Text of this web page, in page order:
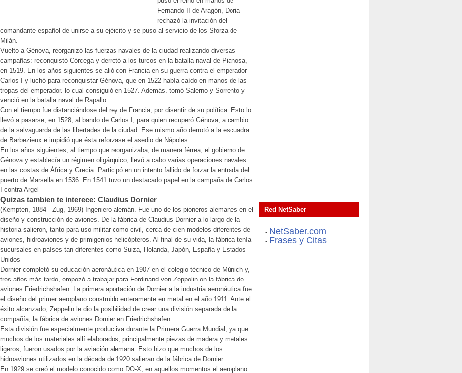
Fernando II de Aragón, Doria
rechazó la invitación del
comandante español de unirse a su ejército y se puso al servicio de los Sforza de
Milán.
Vuelto a Génova, reorganizó las fuerzas navales de la ciudad realizando diversas
campañas: reconquistó Córcega y derrotó a los turcos en la batalla naval de Pianosa,
en 1519. En los años siguientes se alió con Francia en su guerra contra el emperador
Carlos I y luchó para reconquistar Génova, que en 1522 había caído en manos de las
tropas del emperador, lo cual consiguió en 1527. Además, tomó Salerno y Sorrento y
venció en la batalla naval de Rapallo.
Con el tiempo fue distanciándose del rey de Francia, por disentir de su política. Esto lo
llevó a pasarse, en 1528, al bando de Carlos I, para quien recuperó Génova, a cambio
de la salvaguarda de las libertades de la ciudad. Ese mismo año derrotó a la escuadra
de Barbezieux e impidió que ésta reforzase el asedio de Nápoles.
En los años siguientes, al tiempo que reorganizaba, de manera férrea, el gobierno de
Génova y establecía un régimen oligárquico, llevó a cabo varias operaciones navales
en las costas de África y Grecia. Participó en un intento fallido de forzar la entrada del
puerto de Marsella en 1536. En 1541 tuvo un destacado papel en la campaña de Carlos
I contra Argel
Quizas tambien te interece: Claudius Dornier
(Kempten, 1884 - Zug, 1969) Ingeniero alemán. Fue uno de los pioneros alemanes en el
diseño y construcción de aviones. De la fábrica de Claudius Dornier a lo largo de la
historia salieron, tanto para uso militar como civil, cerca de cien modelos diferentes de
aviones, hidroaviones y de primigenios helicópteros. Al final de su vida, la fábrica tenía
sucursales en países tan diferentes como Suiza, Holanda, Japón, España y Estados
Unidos
Dornier completó su educación aeronáutica en 1907 en el colegio técnico de Múnich y,
tres años más tarde, empezó a trabajar para Ferdinand von Zeppelin en la fábrica de
aviones Friedrichshafen. La primera aportación de Dornier a la industria aeronáutica fue
el diseño del primer aeroplano construido enteramente en metal en el año 1911. Ante el
éxito alcanzado, Zeppelin le dio la posibilidad de crear una división separada de la
compañía, la fábrica de aviones Dornier en Friedrichshafen.
Esta división fue especialmente productiva durante la Primera Guerra Mundial, ya que
muchos de los materiales allí elaborados, principalmente piezas de madera y metales
ligeros, fueron usados por la aviación alemana. Esto hizo que muchos de los
hidroaviones utilizados en la década de 1920 salieran de la fábrica de Dornier
En 1929 se creó el modelo conocido como DO-X, en aquellos momentos el aeroplano
Red NetSaber
- NetSaber.com
- Frases y Citas